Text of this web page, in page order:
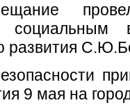
социальным
развития
9 мая на